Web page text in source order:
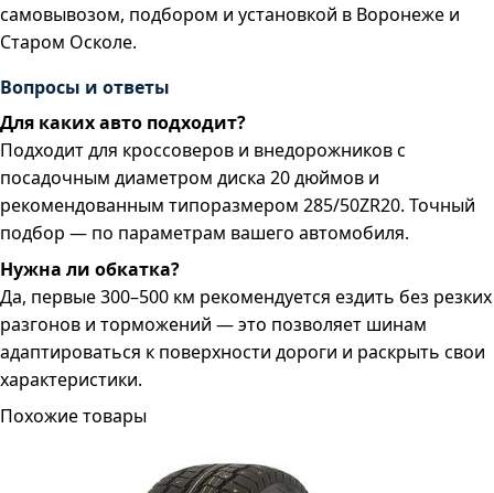
самовывозом, подбором и установкой в Воронеже и
Старом Осколе.
Вопросы и ответы
Для каких авто подходит?
Подходит для кроссоверов и внедорожников с
посадочным диаметром диска 20 дюймов и
рекомендованным типоразмером 285/50ZR20. Точный
подбор — по параметрам вашего автомобиля.
Нужна ли обкатка?
Да, первые 300–500 км рекомендуется ездить без резких
разгонов и торможений — это позволяет шинам
адаптироваться к поверхности дороги и раскрыть свои
характеристики.
Похожие товары